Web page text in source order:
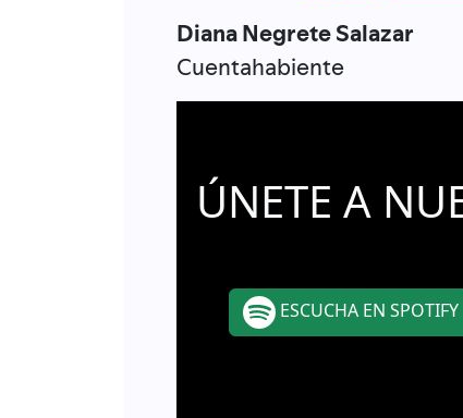
Diana Negrete Salazar
Cuentahabiente
ÚNETE A
ESCUCHA EN SPOTIFY